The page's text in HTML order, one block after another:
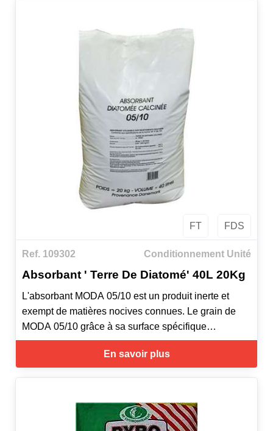
FT FDS
Ref. 109302 Conditionnement Unité
Absorbant ' Terre De Diatomé' 40L 20Kg
L'absorbant MODA 05/10 est un produit inerte et
exempt de matières nocives connues. Le grain de
MODA 05/10 grâce à sa surface spécifique
supérieure à la moyenne est composé d'un nombre
très important de pores invisibles qui lui confère son
En savoir plus